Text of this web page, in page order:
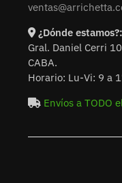
¿Dónde estamos?:
Gral. Daniel Cerri
CABA.
Horario: Lu-Vi: 9 a
Envíos a TODO